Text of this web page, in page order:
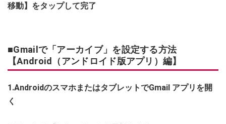
移動】をタップして完了
■Gmailで「アーカイブ」を設定する方法
【Android（アンドロイド版アプリ）編】
1.AndroidのスマホまたはタブレットでGmail アプリを開
く